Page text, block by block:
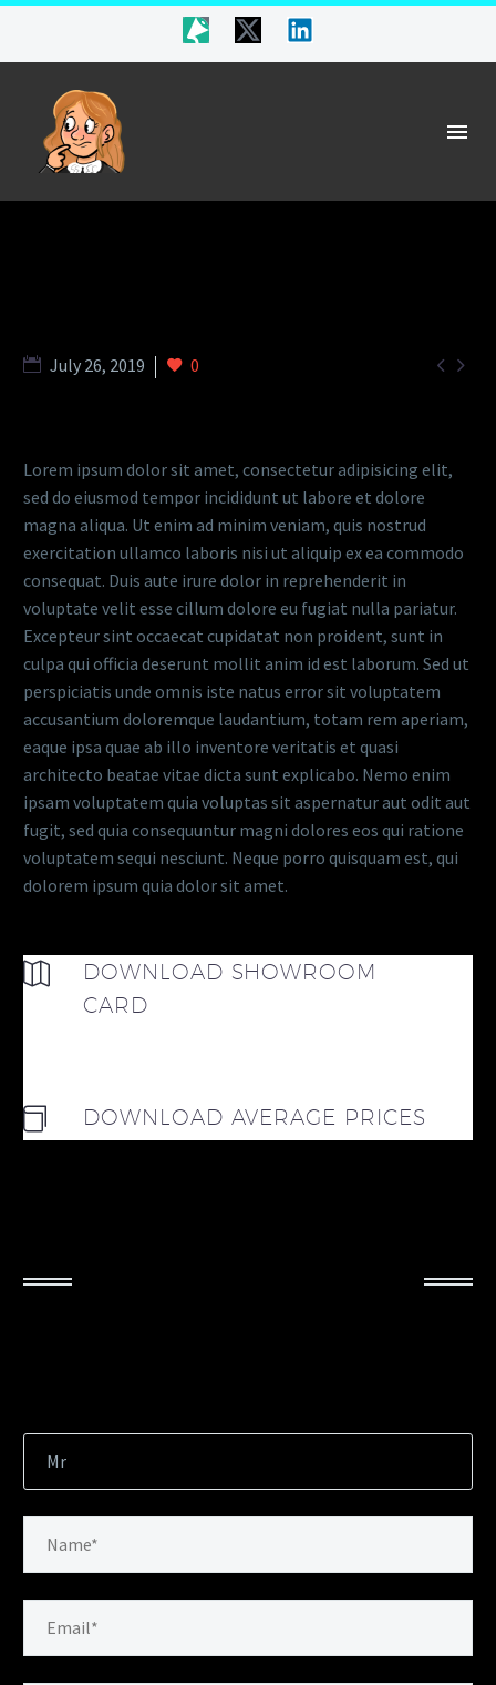
 
July 26, 2019 0
Lorem ipsum dolor sit amet, consectetur adipisicing elit,
sed do eiusmod tempor incididunt ut labore et dolore
magna aliqua. Ut enim ad minim veniam, quis nostrud
exercitation ullamco laboris nisi ut aliquip ex ea commodo
consequat. Duis aute irure dolor in reprehenderit in
voluptate velit esse cillum dolore eu fugiat nulla pariatur.
Excepteur sint occaecat cupidatat non proident, sunt in
culpa qui officia deserunt mollit anim id est laborum. Sed ut
perspiciatis unde omnis iste natus error sit voluptatem
accusantium doloremque laudantium, totam rem aperiam,
eaque ipsa quae ab illo inventore veritatis et quasi
architecto beatae vitae dicta sunt explicabo. Nemo enim
ipsam voluptatem quia voluptas sit aspernatur aut odit aut
fugit, sed quia consequuntur magni dolores eos qui ratione
voluptatem sequi nesciunt. Neque porro quisquam est, qui
dolorem ipsum quia dolor sit amet.
DOWNLOAD SHOWROOM
CARD
DOWNLOAD AVERAGE PRICES
Mr